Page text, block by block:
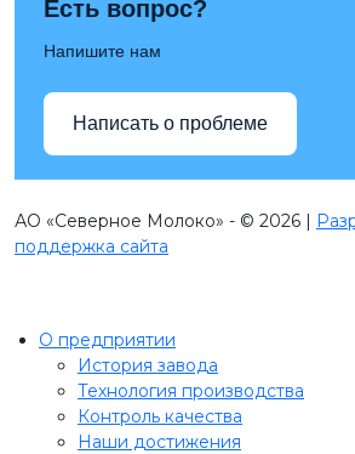
Есть вопрос?
Напишите нам
Написать о проблеме
АО «Северное Молоко» - © 2026 |
поддержка сайта
О предприятии
История завода
Технология производства
Контроль качества
Наши достижения